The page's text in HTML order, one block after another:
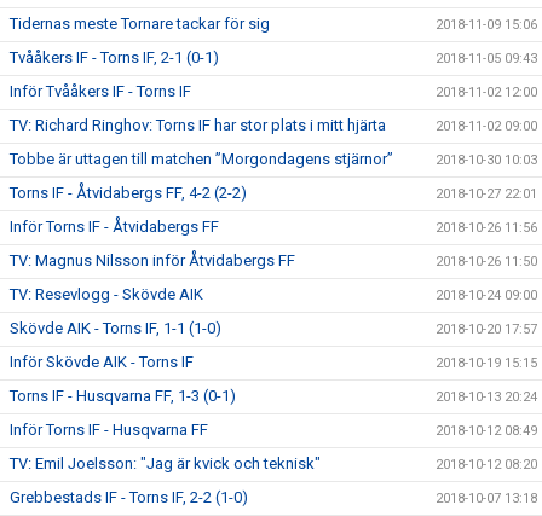
Tidernas meste Tornare tackar för sig 2018-11-09 15:06
Tvååkers IF - Torns IF, 2-1 (0-1) 2018-11-05 09:43
Inför Tvååkers IF - Torns IF 2018-11-02 12:00
TV: Richard Ringhov: Torns IF har stor plats i mitt hjärta 2018-11-02 09:00
Tobbe är uttagen till matchen ”Morgondagens stjärnor” 2018-10-30 10:03
Torns IF - Åtvidabergs FF, 4-2 (2-2) 2018-10-27 22:01
Inför Torns IF - Åtvidabergs FF 2018-10-26 11:56
TV: Magnus Nilsson inför Åtvidabergs FF 2018-10-26 11:50
TV: Resevlogg - Skövde AIK 2018-10-24 09:00
Skövde AIK - Torns IF, 1-1 (1-0) 2018-10-20 17:57
Inför Skövde AIK - Torns IF 2018-10-19 15:15
Torns IF - Husqvarna FF, 1-3 (0-1) 2018-10-13 20:24
Inför Torns IF - Husqvarna FF 2018-10-12 08:49
TV: Emil Joelsson: "Jag är kvick och teknisk" 2018-10-12 08:20
Grebbestads IF - Torns IF, 2-2 (1-0) 2018-10-07 13:18